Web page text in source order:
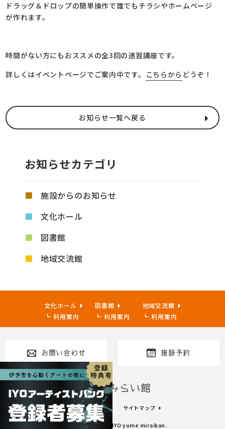
ドラッグ＆ドロップの簡単操作で誰でもチラシやホームページ
が作れます。
時間がない方にもおススメの全3回の速習講座です。
詳しくはイベントページでご案内中です。 こちらから どうぞ！
お知らせ一覧へ戻る
お知らせカテゴリ
施設からのお知らせ
文化ホール
図書館
地域交流館
文化ホール
利用案内
図書館
利用案内
地域交流館
利用案内
お問い合わせ 施設予約
指定管理者 プライバシーポリシー サイトマップ
Copyright© 2023~ IYO yume miraikan.